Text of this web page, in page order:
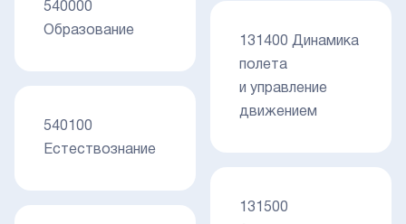
540000
Образование
540100
Естествознание
131400 Динамика
полета
и управление
движением
131500